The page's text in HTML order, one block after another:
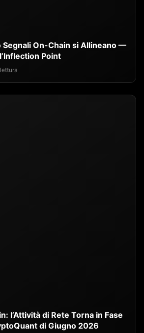
Segnali On-Chain si Allineano —
Point
l’Attività di Rete Torna in Fase
di Giugno 2026